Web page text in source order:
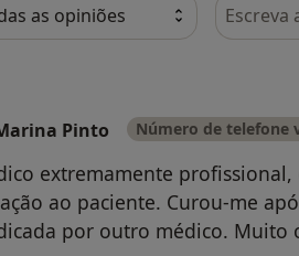
Pinto Número de telefone
extremamente
ao paciente. Curou-me
por outro médico. Muito